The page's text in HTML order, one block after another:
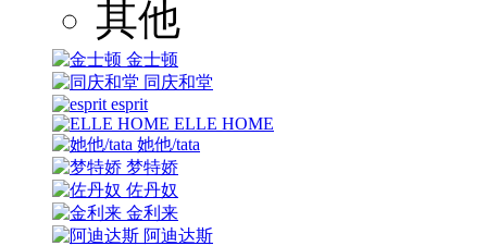
其他
金士顿
同庆和堂
esprit
ELLE HOME
她他/tata
梦特娇
佐丹奴
金利来
阿迪达斯